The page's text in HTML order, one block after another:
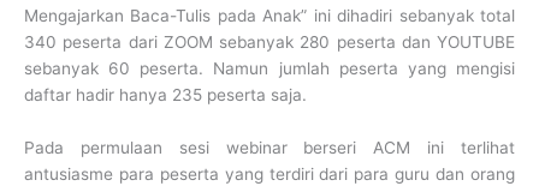
Mengajarkan Baca-Tulis pada Anak” ini dihadiri sebanyak total
340 peserta dari ZOOM sebanyak 280 peserta dan YOUTUBE
sebanyak 60 peserta. Namun jumlah peserta yang mengisi
daftar hadir hanya 235 peserta saja.
Pada permulaan sesi webinar berseri ACM ini terlihat
antusiasme para peserta yang terdiri dari para guru dan orang